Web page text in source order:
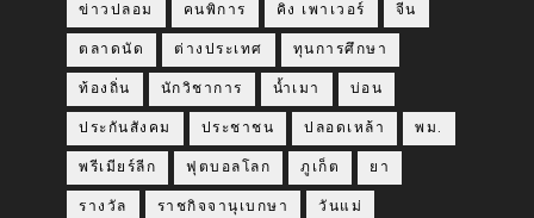
ข่าวปลอม คนพิการ คิง เพาเวอร์ จีน
ตลาดนัด ต่างประเทศ ทุนการศึกษา
ท้องถิ่น นักวิชาการ น้ำเมา บ่อน
ประกันสังคม ประชาชน ปลอดเหล้า พม.
พรีเมียร์ลีก ฟุตบอลโลก ภูเก็ต ยา
รางวัล ราชกิจจานุเบกษา วันแม่